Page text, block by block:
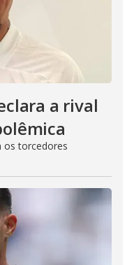
a rival
os torcedores